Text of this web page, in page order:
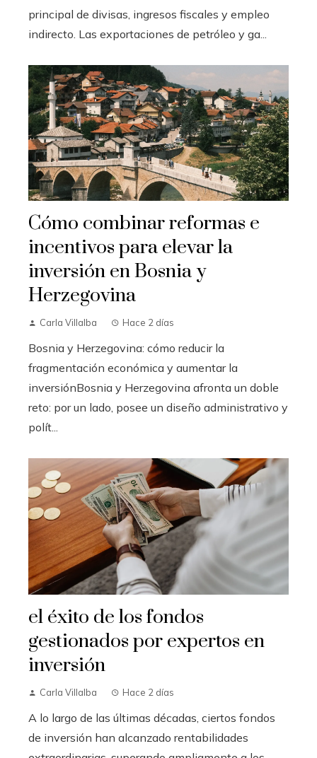
principal de divisas, ingresos fiscales y empleo
indirecto. Las exportaciones de petróleo y ga...
Cómo combinar reformas e
incentivos para elevar la
inversión en Bosnia y
Herzegovina
Carla Villalba Hace 2 días
Bosnia y Herzegovina: cómo reducir la
fragmentación económica y aumentar la
inversiónBosnia y Herzegovina afronta un doble
reto: por un lado, posee un diseño administrativo y
polít...
el éxito de los fondos
gestionados por expertos en
inversión
Carla Villalba Hace 2 días
A lo largo de las últimas décadas, ciertos fondos
de inversión han alcanzado rentabilidades